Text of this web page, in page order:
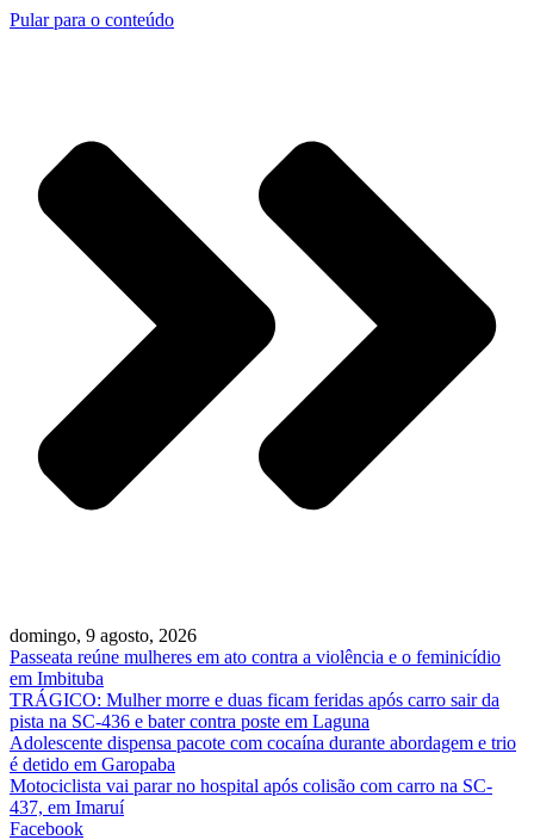
Pular para o conteúdo
domingo, 9 agosto, 2026
Passeata reúne mulheres em ato contra a violência e o feminicídio
em Imbituba
TRÁGICO: Mulher morre e duas ficam feridas após carro sair da
pista na SC-436 e bater contra poste em Laguna
Adolescente dispensa pacote com cocaína durante abordagem e trio
é detido em Garopaba
Motociclista vai parar no hospital após colisão com carro na SC-
437, em Imaruí
Facebook